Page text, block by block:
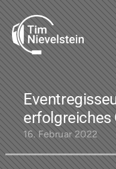
Inhalt
springen
erfolgreiches
16. Februar 2022